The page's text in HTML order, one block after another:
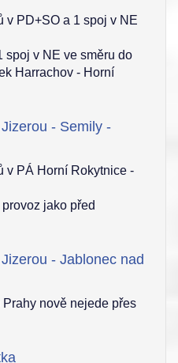
v PD+SO a 1 spoj v NE
spoj v NE ve směru do
Harrachov - Horní
- Semily -
v PÁ Horní Rokytnice -
jako před
- Jablonec nad
nově nejede přes